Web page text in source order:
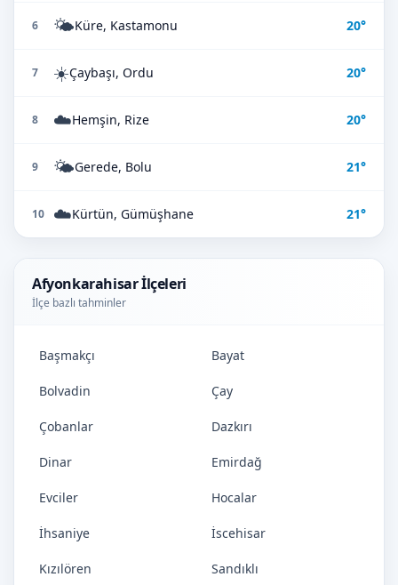
6 🌤️Küre, Kastamonu 20°
7 ☀️Çaybaşı, Ordu 20°
8 ☁️Hemşin, Rize 20°
9 🌤️Gerede, Bolu 21°
10 ☁️Kürtün, Gümüşhane 21°
Afyonkarahisar İlçeleri
İlçe bazlı tahminler
Başmakçı Bayat
Bolvadin Çay
Çobanlar Dazkırı
Dinar Emirdağ
Evciler Hocalar
İhsaniye İscehisar
Kızılören Sandıklı